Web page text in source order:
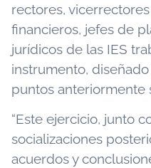
rectores,
financieros, jefes de
jurídicos de las IES
instrumento,
puntos anteriormente
“Este ejercicio, junto
socializaciones
acuerdos y